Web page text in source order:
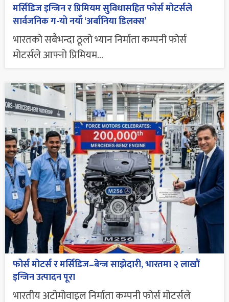
मर्सिडिज इन्जिन र प्रिमियम सुविधासहित फोर्स मोटर्सले
सार्वजनिक ग-यो नयाँ ‘अर्बानिया डिलक्स’
भारतको सबैभन्दा ठूलो भ्यान निर्माता कम्पनी फोर्स
मोटर्सले आफ्नो प्रिमियम...
फोर्स मोटर्स र मर्सिडिज–बेन्ज साझेदारी, भारतमा २ लाखौं
इन्जिन उत्पादन पूरा
भारतीय अटोमोवाइल निर्माता कम्पनी फोर्स मोटर्सले